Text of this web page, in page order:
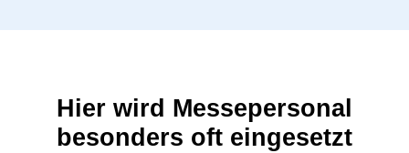
Hier wird Messepersonal
besonders oft eingesetzt